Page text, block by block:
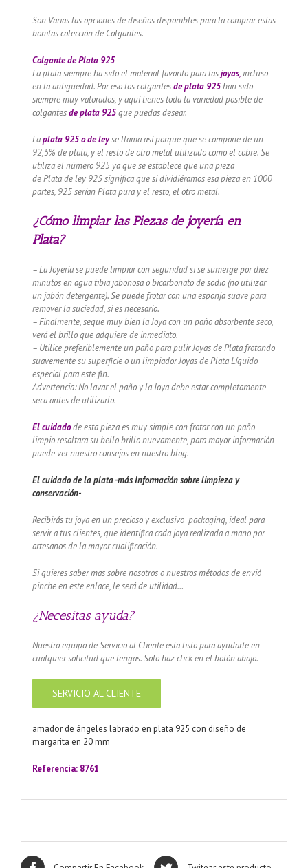
Son Varias las opciones de diseños disponibles para la comprar estas
bonitas colección de Colgantes.
Colgante de Plata 925
La plata siempre ha sido el material favorito para lasjoyas,incluso
en la antigüedad. Por eso los colgantes de plata 925 han sido
siempre muy valorados, y aquí tienes toda la variedad posible de
colgantes de plata 925que puedas desear.
Laplata 925 o de ley se llama así porque que se compone de un
92,5% de plata, y el resto de otro metal utilizado como el cobre. Se
utiliza el número 925 ya que se establece que una pieza
de Plata de ley 925 significa que si dividiéramos esa pieza en 1000
partes, 925 serían Plata pura y el resto, el otro metal.
¿Cómo limpiar las Piezas de joyería en
Plata?
– La Joyería se puede limpiar con seguridad si se sumerge por diez
minutos en agua tibia jabonosa o bicarbonato de sodio (no utilizar
un jabón detergente). Se puede frotar con una esponja suave para
remover la suciedad, si es necesario.
– Finalmente, seque muy bien la Joya con un paño absorbente seco,
verá el brillo que adquiere de inmediato.
– Utilice preferiblemente un paño para pulir Joyas de Plata frotando
suavemente su superficie o un limpiador Joyas de Plata Líquido
especial para este fin.
Advertencia: No lavar el paño y la Joya debe estar completamente
seca antes de utilizarlo.
El cuidadode esta pieza es muy simple con frotar con un paño
limpio resaltara su bello brillo nuevamente, para mayor información
puede ver nuestro consejos en nuestro blog.
El cuidado dela plata -más Información sobre limpieza y
conservación-
Recibirás tu joya en un precioso y exclusivo packaging, ideal para
servir a tus clientes, que identifica cada joya realizada a mano por
artesanos de la mayor cualificación.
Si quieres saber mas sobre nosotros o nuestros métodos de envió
pinche en este enlace, le será de utilidad…
¿Necesitas ayuda?
Nuestro equipo de Servicio al Cliente esta listo para ayudarte en
cualquier solicitud que tengas. Solo haz click en el botón abajo.
SERVICIO AL CLIENTE
amador de ángeles labrado en plata 925 con diseño de
margarita en 20 mm
Referencia: 8761